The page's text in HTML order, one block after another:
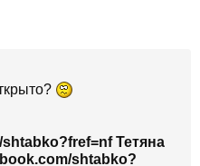
Тетяна
shtabko?